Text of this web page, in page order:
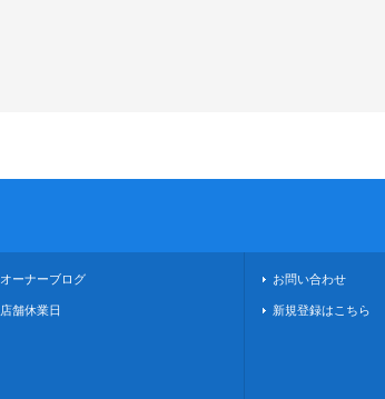
オーナーブログ
店舗休業日
お問い合わせ
新規登録はこちら